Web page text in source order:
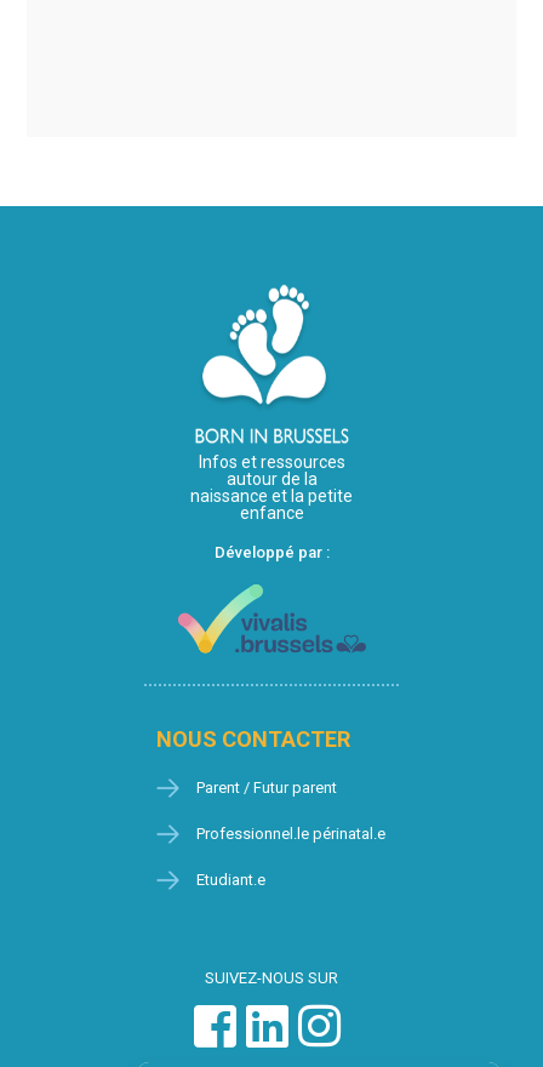
Infos et ressources
autour de la
naissance et la petite
enfance
Développé par :
NOUS CONTACTER
Parent / Futur parent
Professionnel.le périnatal.e
Etudiant.e
SUIVEZ-NOUS SUR